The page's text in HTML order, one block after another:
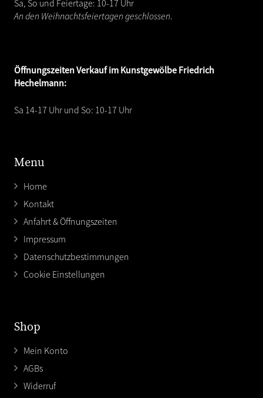
Sa, So und Feiertage: 10-17 Uhr
An den Weihnachtsfeiertagen geschlossen.
ÖffnungszeitenVerkauf im Kunstgewölbe Friedrich
Hechelmann:
Sa 14-17 Uhr und So: 10-17 Uhr
Menu
Home
Kontakt
Anfahrt & Öffnungszeiten
Impressum
Datenschutzbestimmungen
Cookie Einstellungen
Shop
Mein Konto
AGBs
Widerruf